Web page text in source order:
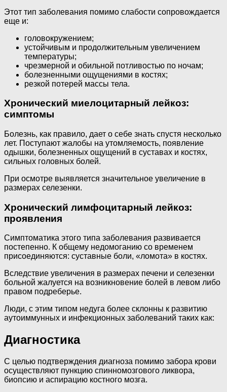
Этот тип заболевания помимо слабости сопровождается
еще и:
головокружением;
устойчивым и продолжительным увеличением
температуры;
чрезмерной и обильной потливостью по ночам;
болезненными ощущениями в костях;
резкой потерей массы тела.
Хронический миелоцитарный лейкоз:
симптомы
Болезнь, как правило, дает о себе знать спустя несколько
лет. Поступают жалобы на утомляемость, появление
одышки, болезненных ощущений в суставах и костях,
сильных головных болей.
При осмотре выявляется значительное увеличение в
размерах селезенки.
Хронический лимфоцитарный лейкоз:
проявления
Симптоматика этого типа заболевания развивается
постепенно. К общему недомоганию со временем
присоединяются: суставные боли, «ломота» в костях.
Вследствие увеличения в размерах печени и селезенки
больной жалуется на возникновение болей в левом либо
правом подреберье.
Люди, с этим типом недуга более склонны к развитию
аутоиммунных и инфекционных заболеваний таких как:
Диагностика
С целью подтверждения диагноза помимо забора крови
осуществляют пункцию спинномозгового ликвора,
биопсию и аспирацию костного мозга.